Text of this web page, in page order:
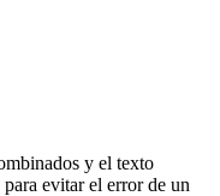
y el texto
evitar el error de un